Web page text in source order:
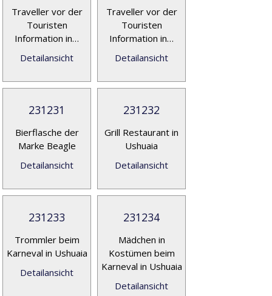
Traveller vor der
Touristen
Information in…
Detailansicht
Traveller vor der
Touristen
Information in…
Detailansicht
231231
Bierflasche der
Marke Beagle
Detailansicht
231232
Grill Restaurant in
Ushuaia
Detailansicht
231233
Trommler beim
Karneval in Ushuaia
Detailansicht
231234
Mädchen in
Kostümen beim
Karneval in Ushuaia
Detailansicht